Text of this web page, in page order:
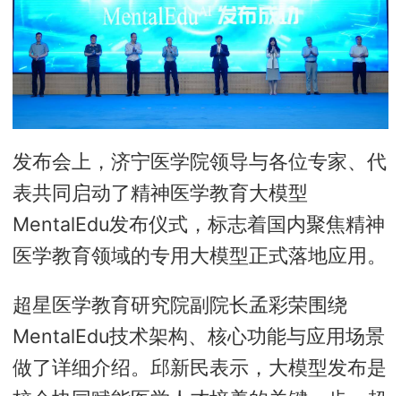
发布会上，济宁医学院领导与各位专家、代
表共同启动了精神医学教育大模型
MentalEdu发布仪式，标志着国内聚焦精神
医学教育领域的专用大模型正式落地应用。
超星医学教育研究院副院长孟彩荣围绕
MentalEdu技术架构、核心功能与应用场景
做了详细介绍。邱新民表示，大模型发布是